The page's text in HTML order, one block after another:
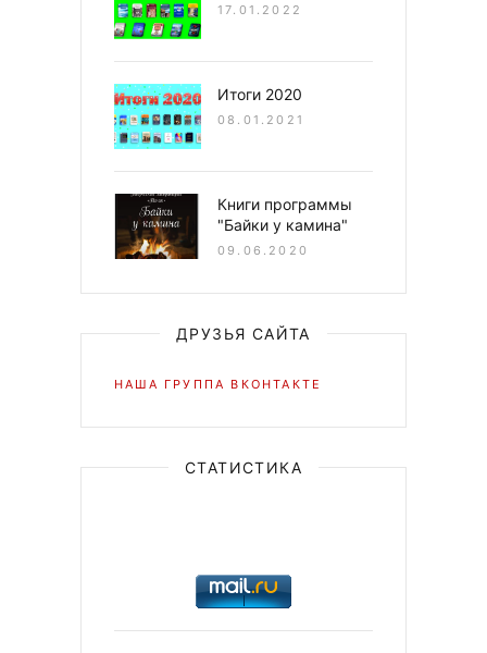
17.01.2022
Итоги 2020
08.01.2021
Книги программы
"Байки у камина"
09.06.2020
ДРУЗЬЯ САЙТА
НАША ГРУППА ВКОНТАКТЕ
СТАТИСТИКА